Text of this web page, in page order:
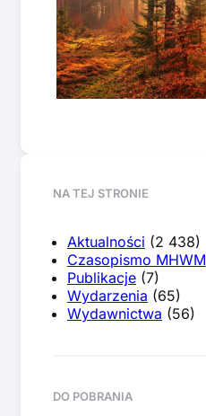
NA TEJ STRONIE
Aktualności (2 438)
Czasopismo MHWM
Publikacje (7)
Wydarzenia (65)
Wydawnictwa (56)
DO POBRANIA